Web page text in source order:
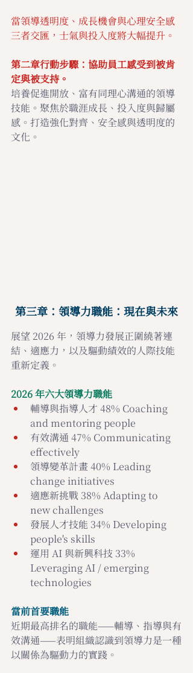
當領導透明度、成長機會與心理安全感
三者交匯，士氣與投入度將大幅提升。
第二章行動步驟：協助員工感受到被肯
定與被支持。
培養促進開放、富有同理心溝通的領導
技能。聚焦於職涯成長、投入度與歸屬
感。打造強化對齊、安全感與透明度的
文化。
第三章：領導力職能：現在與未來
展望 2026 年，領導力發展正圍繞著連
結、適應力，以及驅動績效的人際技能
重新定義。
2026 年六大領導力職能
輔導與指導人才 48% Coaching
and mentoring people
有效溝通 47% Communicating
effectively
領導變革計畫 40% Leading
change initiatives
適應新挑戰 38% Adapting to
new challenges
發展人才技能 34% Developing
people's skills
運用 AI 與新興科技 33%
Leveraging AI / emerging
technologies
當前首要職能
近期最高排名的職能——輔導、指導與有
效溝通——表明組織認識到領導力是一種
以關係為驅動力的實踐。